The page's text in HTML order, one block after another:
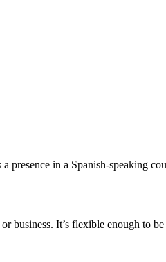
presence in a Spanish-speaking
business. It’s flexible enough to